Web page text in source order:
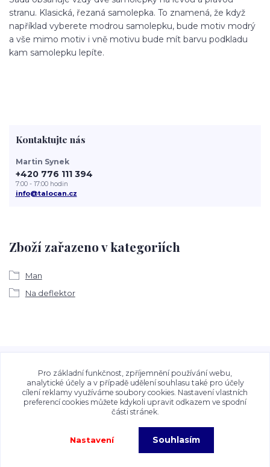
stranu. Klasická, řezaná samolepka. To znamená, že když
například vyberete modrou samolepku, bude motiv modrý
a vše mimo motiv i vně motivu bude mít barvu podkladu
kam samolepku lepíte.
Zboží zařazeno v kategoriích
Man
Na deflektor
Kontaktujte nás
Martin Synek
+420 776 111 394
7:00 - 17:00 hodin
info@talocan.cz
obsah zveřejněný na stránkách Talocan.cz a
CeskeSamolepky.cz jsou chráněny autorským právem. Jejich
použití bez předchozího písemného souhlasu provozovatele
je zakázáno.
Pro základní funkčnost, zpříjemnění používání webu,
analytické účely a v případě udělení souhlasu také pro účely
cílení reklamy využíváme soubory cookies. Nastavení vlastních
preferencí cookies můžete kdykoli upravit odkazem ve spodní
části stránek.
Nastavení Souhlasím